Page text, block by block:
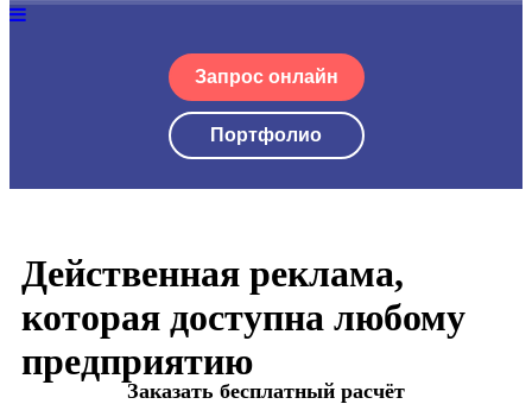
Запрос онлайн
Портфолио
Действенная реклама,
которая доступна любому
предприятию
Заказать бесплатный расчёт